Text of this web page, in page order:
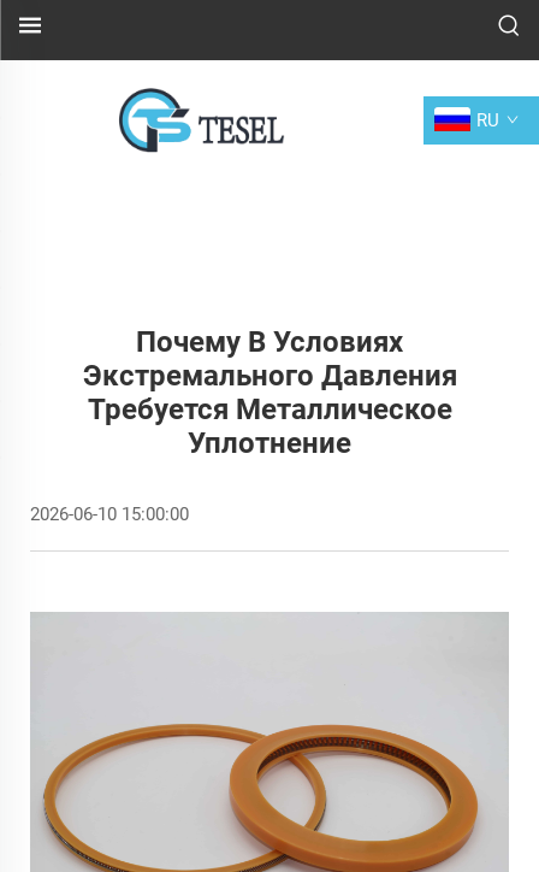
RU
Почему В Условиях
Экстремального Давления
Требуется Металлическое
Уплотнение
2026-06-10 15:00:00